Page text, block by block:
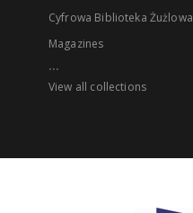
Cyfrowa Biblioteka Żużlowa
Magazines
...
View all collections